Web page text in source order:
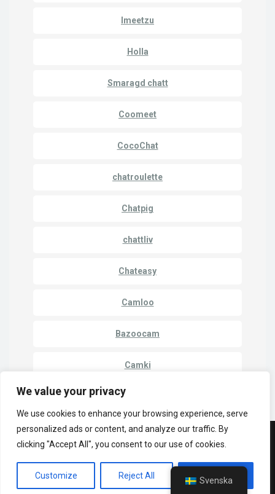
We value your privacy
We use cookies to enhance your browsing experience, serve
personalized ads or content, and analyze our traffic. By
clicking "Accept All", you consent to our use of cookies.
Customize Reject All Accept All
Imeetzu
Holla
Smaragd chatt
Coomeet
CocoChat
chatroulette
Chatpig
chattliv
Chateasy
Camloo
Bazoocam
Camki
© Copyright 2023 | LuckyCrush WebCams
Integritetspolicy Cammatch
Kam till kam
Kameror för direktkontakt
Svenska